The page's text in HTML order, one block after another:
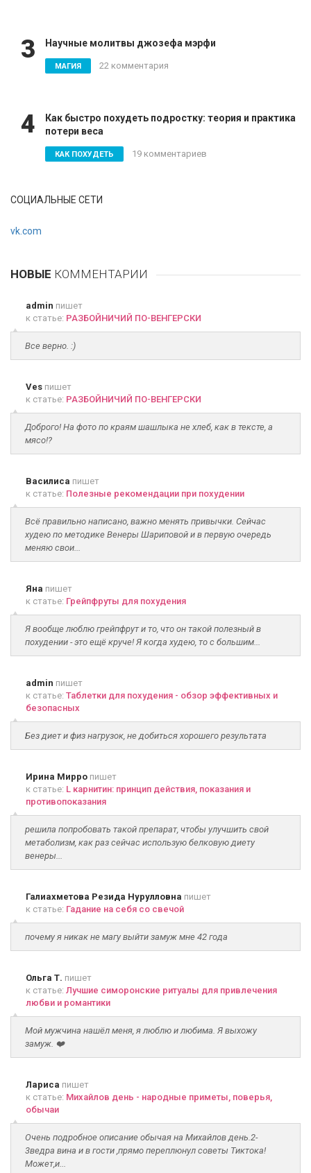
3 Научные молитвы джозефа мэрфи
МАГИЯ 22 комментария
4
Как быстро похудеть подростку: теория и практика
потери веса
КАК ПОХУДЕТЬ 19 комментариев
СОЦИАЛЬНЫЕ СЕТИ
vk.com
НОВЫЕ КОММЕНТАРИИ
admin пишет
к статье: РАЗБОЙНИЧИЙ ПО-ВЕНГЕРСКИ
Все верно. :)
Ves пишет
к статье: РАЗБОЙНИЧИЙ ПО-ВЕНГЕРСКИ
Доброго! На фото по краям шашлыка не хлеб, как в тексте, а
мясо!?
Василиса пишет
к статье: Полезные рекомендации при похудении
Всё правильно написано, важно менять привычки. Сейчас
худею по методике Венеры Шариповой и в первую очередь
меняю свои...
Яна пишет
к статье: Грейпфруты для похудения
Я вообще люблю грейпфрут и то, что он такой полезный в
похудении - это ещё круче! Я когда худею, то с большим...
admin пишет
к статье: Таблетки для похудения - обзор эффективных и
безопасных
Без диет и физ нагрузок, не добиться хорошего результата
Ирина Мирро пишет
к статье: L карнитин: принцип действия, показания и
противопоказания
решила попробовать такой препарат, чтобы улучшить свой
метаболизм, как раз сейчас использую белковую диету
венеры...
Галиахметова Резида Нурулловна пишет
к статье: Гадание на себя со свечой
почему я никак не магу выйти замуж мне 42 года
Ольга Т. пишет
к статье: Лучшие симоронские ритуалы для привлечения
любви и романтики
Мой мужчина нашёл меня, я люблю и любима. Я выхожу
замуж. ❤️
Лариса пишет
к статье: Михайлов день - народные приметы, поверья,
обычаи
Очень подробное описание обычая на Михайлов день.2-
3ведра вина и в гости ,прямо переплюнул советы Тиктока!
Может,и...